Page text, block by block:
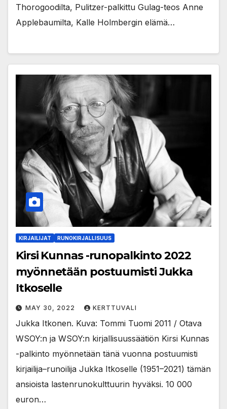
Thorogoodilta, Pulitzer-palkittu Gulag-teos Anne
Applebaumilta, Kalle Holmbergin elämä…
KIRJAILIJAT RUNOKIRJALLISUUS
Kirsi Kunnas -runopalkinto 2022
myönnetään postuumisti Jukka
Itkoselle
MAY 30, 2022 KERTTUVALI
Jukka Itkonen. Kuva: Tommi Tuomi 2011 / Otava
WSOY:n ja WSOY:n kirjallisuussäätiön Kirsi Kunnas
-palkinto myönnetään tänä vuonna postuumisti
kirjailija–runoilija Jukka Itkoselle (1951–2021) tämän
ansioista lastenrunokulttuurin hyväksi. 10 000
euron…